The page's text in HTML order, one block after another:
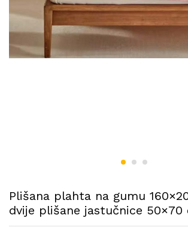
Plišana plahta na gumu
dvije plišane jastučnice 50×70